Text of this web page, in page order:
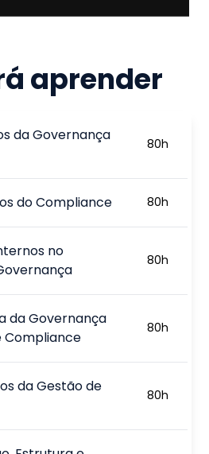
aprender
da Governança
80h
do Compliance 80h
no
80h
da Governança
Compliance
80h
da Gestão de
80h